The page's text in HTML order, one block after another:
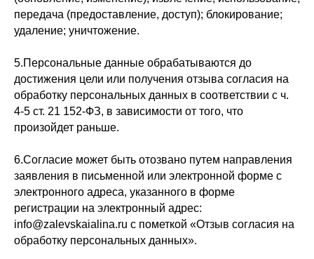
передача (предоставление, доступ); блокирование;
удаление; уничтожение.
5.Персональные данные обрабатываются до
достижения цели или получения отзыва согласия на
обработку персональных данных в соответствии с ч.
4-5 ст. 21 152-ФЗ, в зависимости от того, что
произойдет раньше.
6.Согласие может быть отозвано путем направления
заявления в письменной или электронной форме с
электронного адреса, указанного в форме
регистрации на электронный адрес:
info@zalevskaialina.ru с пометкой «Отзыв согласия на
обработку персональных данных».